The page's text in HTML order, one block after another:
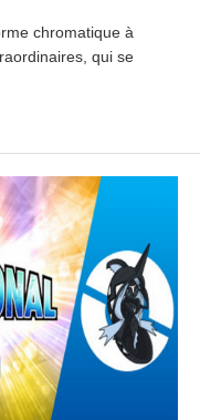
chromatique à
qui se